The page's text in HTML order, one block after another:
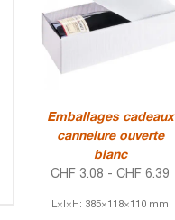
Emballages cadeaux
cannelure ouverte
blanc
CHF 3.08 -CHF 6.39
L×l×H: 385×118×110 mm